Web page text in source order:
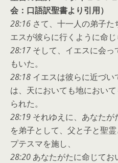
会：口語訳聖書より引用）
28:16 さて、十一人の弟子
エスが彼らに行くように命じ
28:17 そして、イエスに会
もいた。
28:18 イエスは彼らに近づ
は、天においても地におい
られた。
28:19 それゆえに、あなた
を弟子として、父と子と聖
プテスマを施し、
28:20 あなたがたに命じて